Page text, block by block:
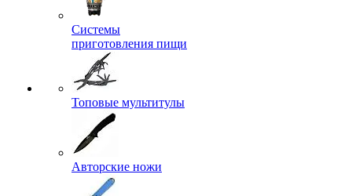
Системы
приготовления пищи
Топовые мультитулы
Авторские ножи